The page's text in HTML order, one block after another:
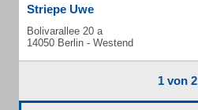
Striepe Uwe
Bolivarallee 20 a
14050 Berlin - Westend
1 von 2